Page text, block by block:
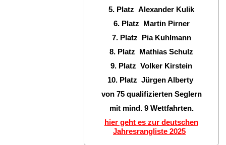
5. Platz Alexander Kulik
6. Platz Martin Pirner
7. Platz Pia Kuhlmann
8. Platz Mathias Schulz
9. Platz Volker Kirstein
10. Platz Jürgen Alberty
von 75 qualifizierten Seglern
mit mind. 9 Wettfahrten.
hier geht es zur deutschen
Jahresrangliste 2025